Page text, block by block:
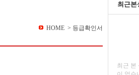
최근본
최근 본
HOME > 등급확인서